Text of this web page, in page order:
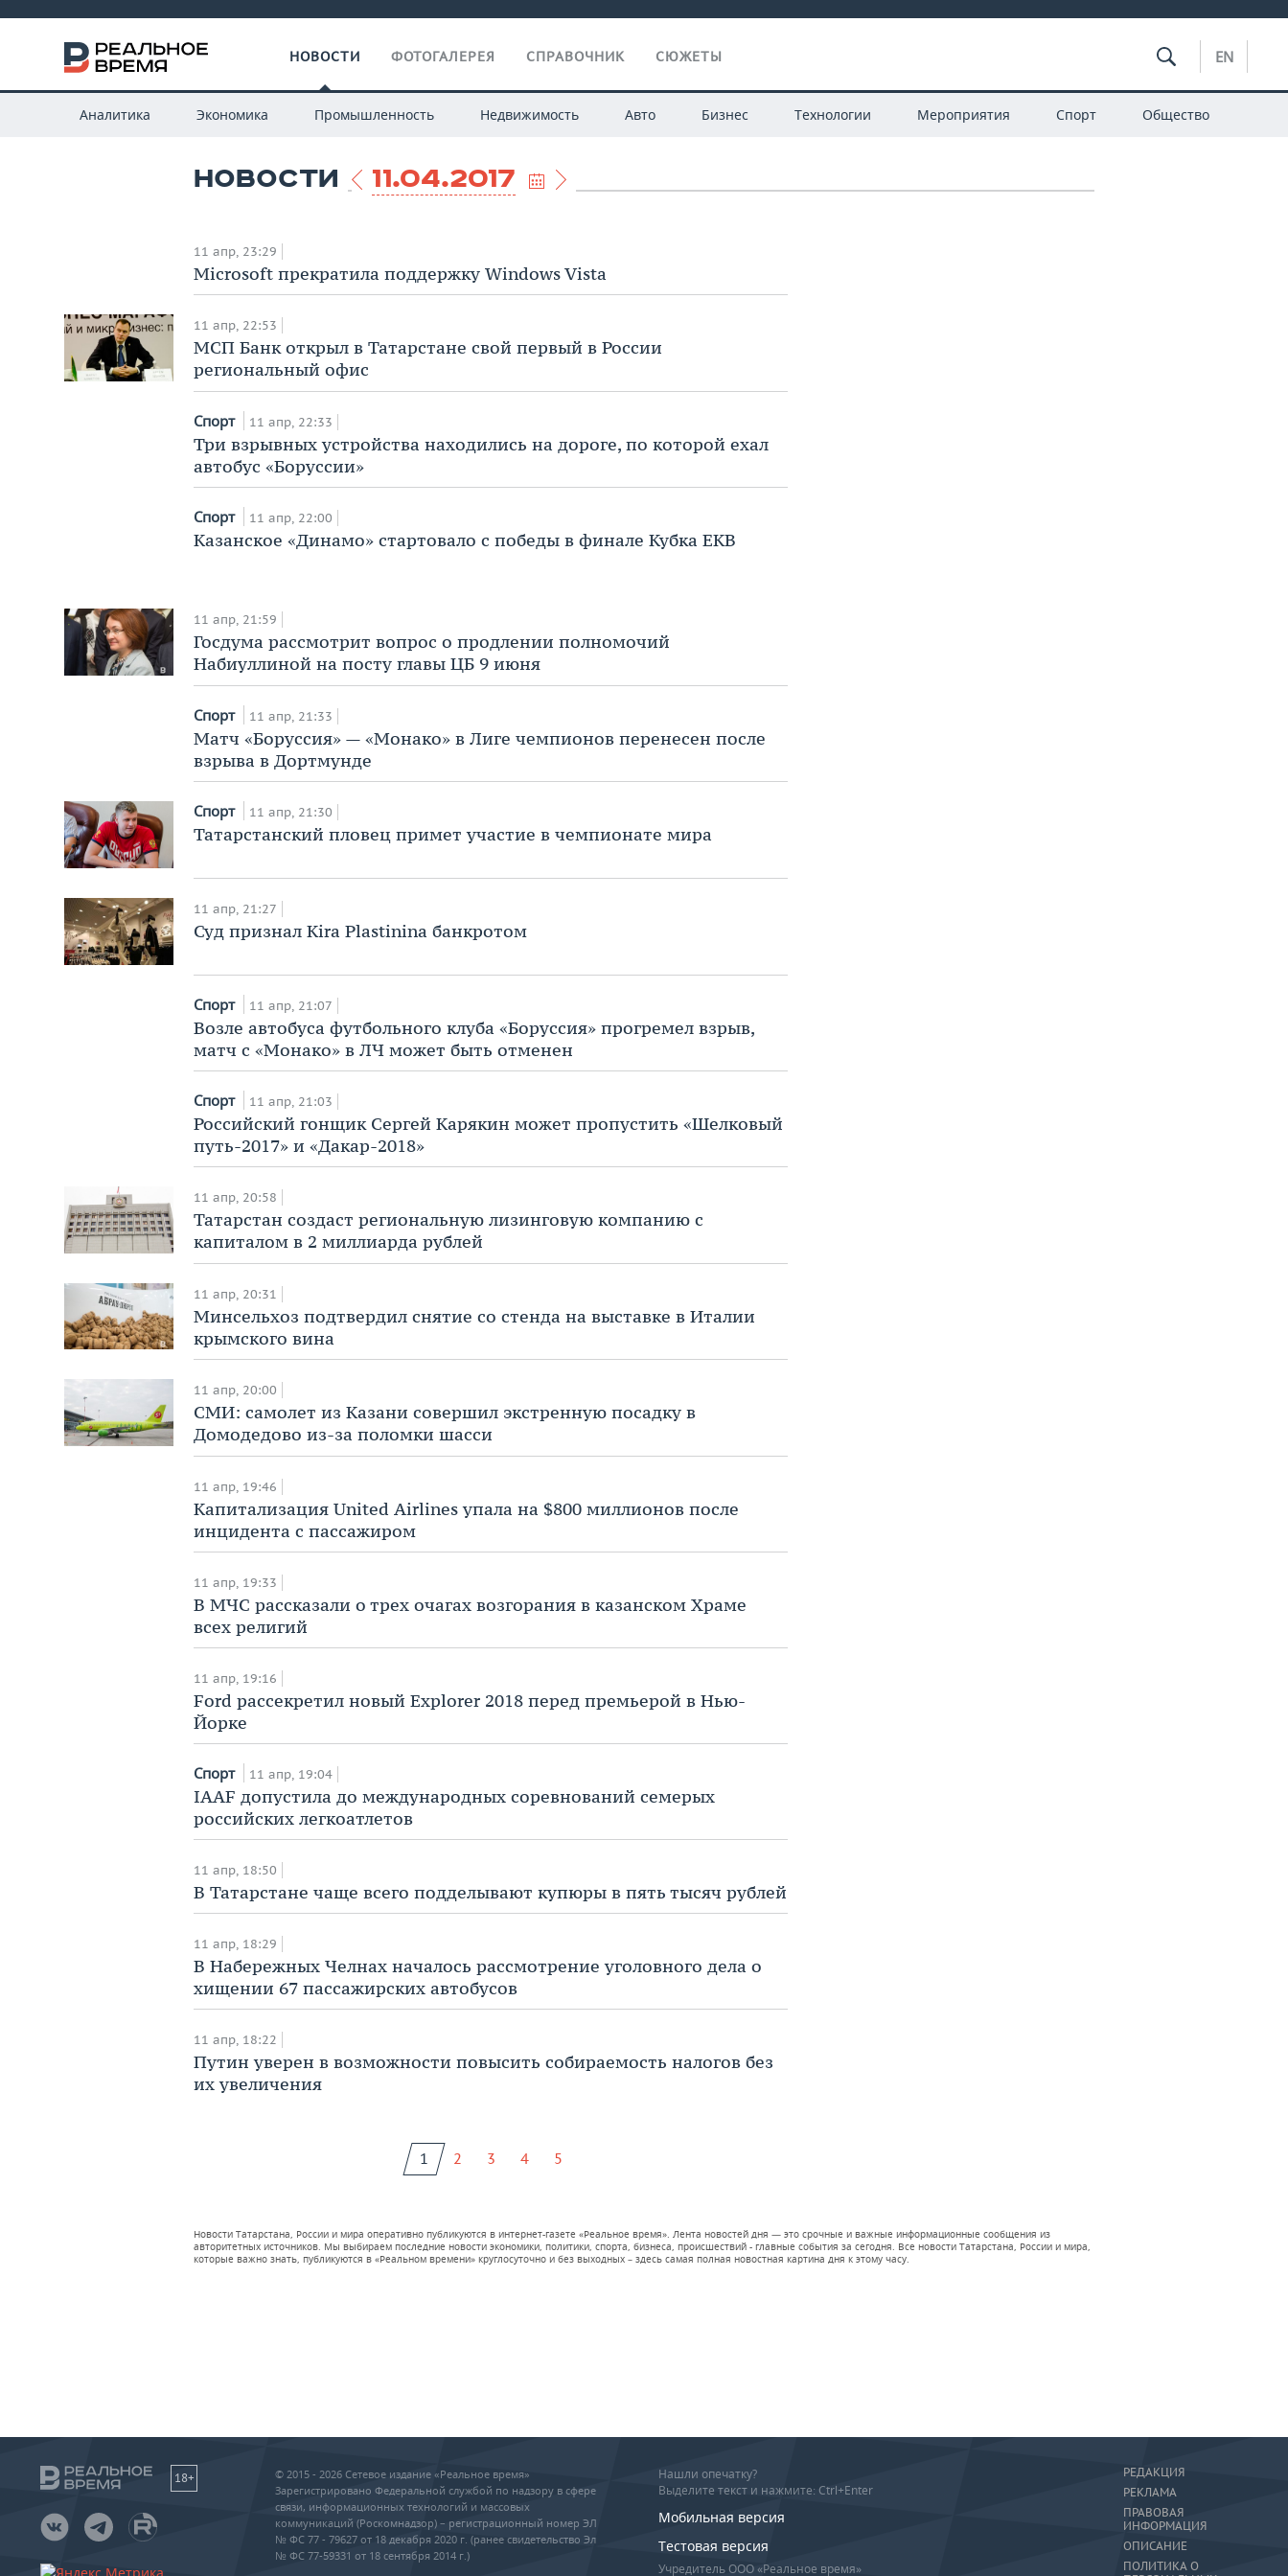
НОВОСТИ ФОТОГАЛЕРЕЯ СПРАВОЧНИК СЮЖЕТЫ EN
Аналитика Экономика Промышленность Недвижимость Авто Бизнес Технологии Мероприятия Спорт Общество
НОВОСТИ 11.04.2017
11 апр, 23:29
Microsoft прекратила поддержку Windows Vista
11 апр, 22:53
МСП Банк открыл в Татарстане свой первый в России
региональный офис
Спорт 11 апр, 22:33
Три взрывных устройства находились на дороге, по которой ехал
автобус «Боруссии»
Спорт 11 апр, 22:00
Казанское «Динамо» стартовало с победы в финале Кубка ЕКВ
11 апр, 21:59
Госдума рассмотрит вопрос о продлении полномочий
Набиуллиной на посту главы ЦБ 9 июня
Спорт 11 апр, 21:33
Матч «Боруссия» — «Монако» в Лиге чемпионов перенесен после
взрыва в Дортмунде
Спорт 11 апр, 21:30
Татарстанский пловец примет участие в чемпионате мира
11 апр, 21:27
Суд признал Kira Plastinina банкротом
Спорт 11 апр, 21:07
Возле автобуса футбольного клуба «Боруссия» прогремел взрыв,
матч с «Монако» в ЛЧ может быть отменен
Спорт 11 апр, 21:03
Российский гонщик Сергей Карякин может пропустить «Шелковый
путь-2017» и «Дакар-2018»
11 апр, 20:58
Татарстан создаст региональную лизинговую компанию с
капиталом в 2 миллиарда рублей
11 апр, 20:31
Минсельхоз подтвердил снятие со стенда на выставке в Италии
крымского вина
11 апр, 20:00
СМИ: самолет из Казани совершил экстренную посадку в
Домодедово из-за поломки шасси
11 апр, 19:46
Капитализация United Airlines упала на $800 миллионов после
инцидента с пассажиром
11 апр, 19:33
В МЧС рассказали о трех очагах возгорания в казанском Храме
всех религий
11 апр, 19:16
Ford рассекретил новый Explorer 2018 перед премьерой в Нью-
Йорке
Спорт 11 апр, 19:04
IAAF допустила до международных соревнований семерых
российских легкоатлетов
11 апр, 18:50
В Татарстане чаще всего подделывают купюры в пять тысяч рублей
11 апр, 18:29
​В Набережных Челнах началось рассмотрение уголовного дела о
хищении 67 пассажирских автобусов
11 апр, 18:22
Путин уверен в возможности повысить собираемость налогов без
их увеличения
1 2 3 4 5
Новости Татарстана, России и мира оперативно публикуются в интернет-газете «Реальное время». Лента новостей дня — это срочные и важные информационные сообщения из
авторитетных источников. Мы выбираем последние новости экономики, политики, спорта, бизнеса, происшествий - главные события за сегодня. Все новости Татарстана, России и мира,
которые важно знать, публикуются в «Реальном времени» круглосуточно и без выходных – здесь самая полная новостная картина дня к этому часу.
18+
© 2015 - 2026 Сетевое издание «Реальное время»
Зарегистрировано Федеральной службой по надзору в сфере
связи, информационных технологий и массовых
коммуникаций (Роскомнадзор) – регистрационный номер ЭЛ
№ ФС 77 - 79627 от 18 декабря 2020 г. (ранее свидетельство Эл
№ ФС 77-59331 от 18 сентября 2014 г.)
Нашли опечатку?
Выделите текст и нажмите: Ctrl+Enter
Мобильная версия
Тестовая версия
Учредитель ООО «Реальное время»
РЕДАКЦИЯ
РЕКЛАМА
ПРАВОВАЯ
ИНФОРМАЦИЯ
ОПИСАНИЕ
ПОЛИТИКА О